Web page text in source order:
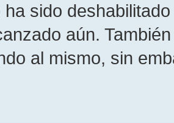
ha sido
aún.
al mismo, sin